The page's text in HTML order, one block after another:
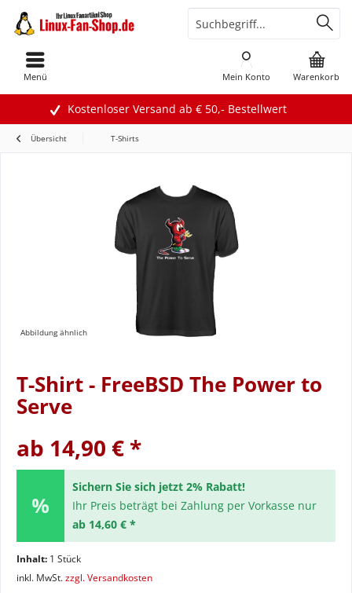
Kostenloser Versand ab € 50,- Bestellwert
Warenkorb
Mein Konto
Menü
Übersicht T-Shirts
Abbildung ähnlich
T-Shirt - FreeBSD The Power to
Serve
ab 14,90 € *
Sichern Sie sich jetzt 2% Rabatt!
Ihr Preis beträgt bei Zahlung per Vorkasse nur
ab 14,60 € *
Inhalt: 1 Stück
inkl. MwSt.zzgl. Versandkosten